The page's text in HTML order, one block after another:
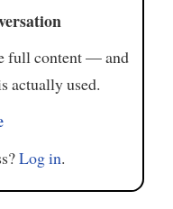
full content — and
actually used.
Log in.